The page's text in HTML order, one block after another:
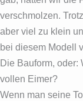
verschmolzen.
aber viel zu klein
bei diesem Modell
Die Bauform,
vollen Eimer?
Wenn man seine